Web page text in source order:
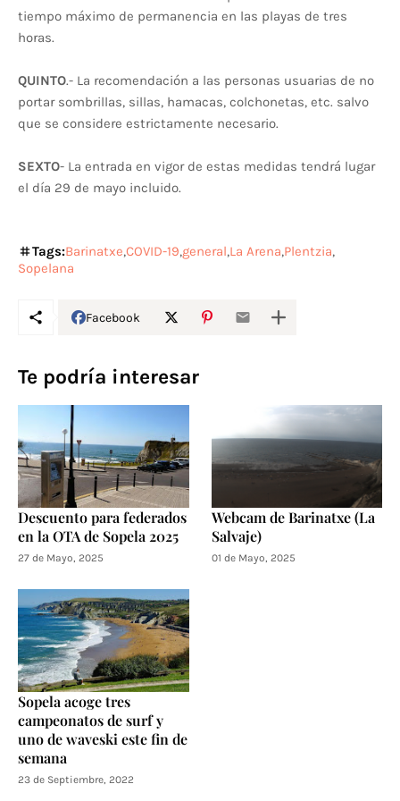
tiempo máximo de permanencia en las playas de tres
horas.
QUINTO.- La recomendación a las personas usuarias de no
portar sombrillas, sillas, hamacas, colchonetas, etc. salvo
que se considere estrictamente necesario.
SEXTO- La entrada en vigor de estas medidas tendrá lugar
el día 29 de mayo incluido.
Tags:Barinatxe COVID-19 general La Arena Plentzia
Sopelana
Facebook
Te podría interesar
Descuento para federados
en la OTA de Sopela 2025
27 de Mayo, 2025
Webcam de Barinatxe (La
Salvaje)
01 de Mayo, 2025
Sopela acoge tres
campeonatos de surf y
uno de waveski este fin de
semana
23 de Septiembre, 2022